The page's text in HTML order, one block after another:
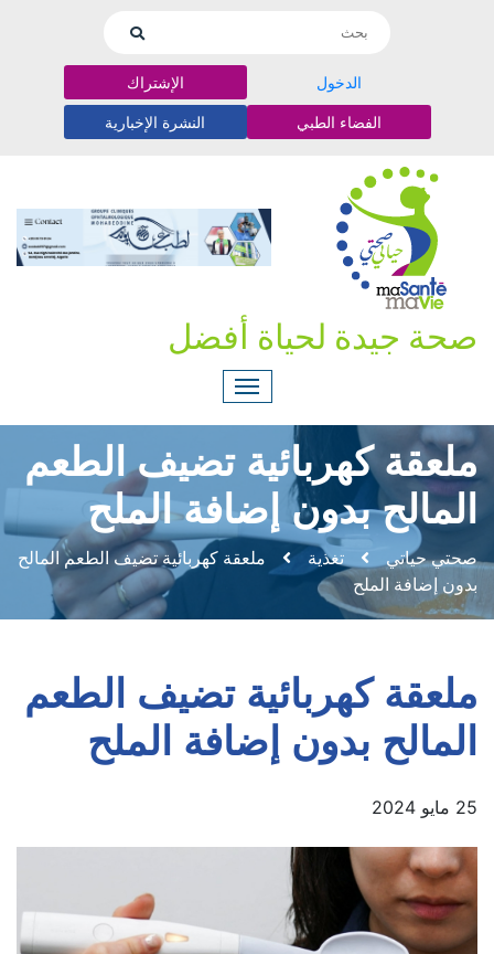
الدخول الإشتراك
الفضاء الطبي النشرة الإخبارية
صحة جيدة لحياة أفضل
ملعقة كهربائية تضيف الطعم
المالح بدون إضافة الملح
صحتي حياتي تغذية
ملعقة كهربائية تضيف الطعم المالح
بدون إضافة الملح
ملعقة كهربائية تضيف الطعم
المالح بدون إضافة الملح
25 مايو 2024